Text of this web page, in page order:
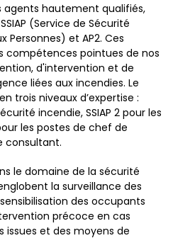
agents hautement qualifiés,
(Service de Sécurité
Personnes) et AP2. Ces
pointues de nos
d'intervention et de
liées aux incendies. Le
trois niveaux d’expertise :
incendie, SSIAP 2 pour les
les postes de chef de
consultant.
le domaine de la sécurité
la surveillance des
des occupants
précoce en cas
issues et des moyens de